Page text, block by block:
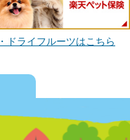
ドライフルーツはこちら